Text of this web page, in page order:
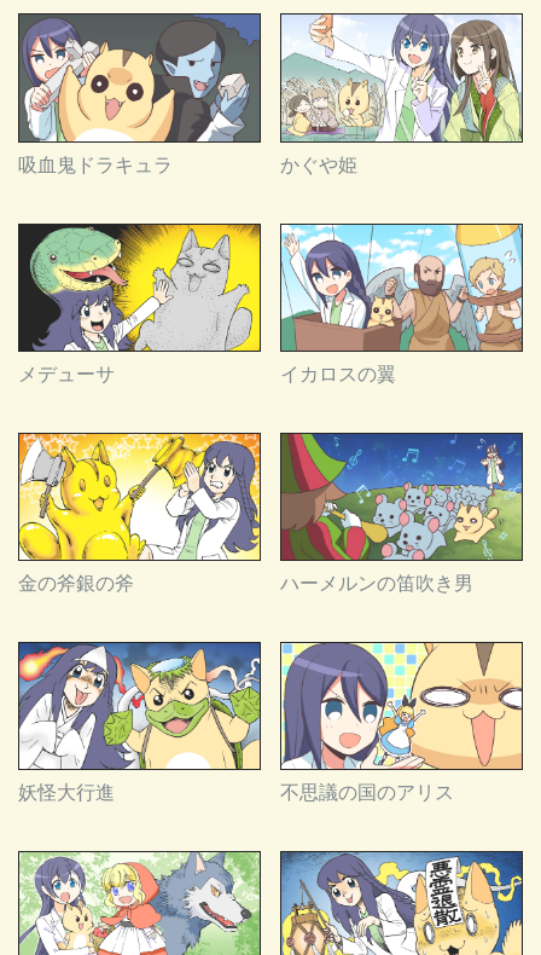
吸血鬼ドラキュラ かぐや姫
メデューサ イカロスの翼
金の斧銀の斧 ハーメルンの笛吹き男
妖怪大行進 不思議の国のアリス